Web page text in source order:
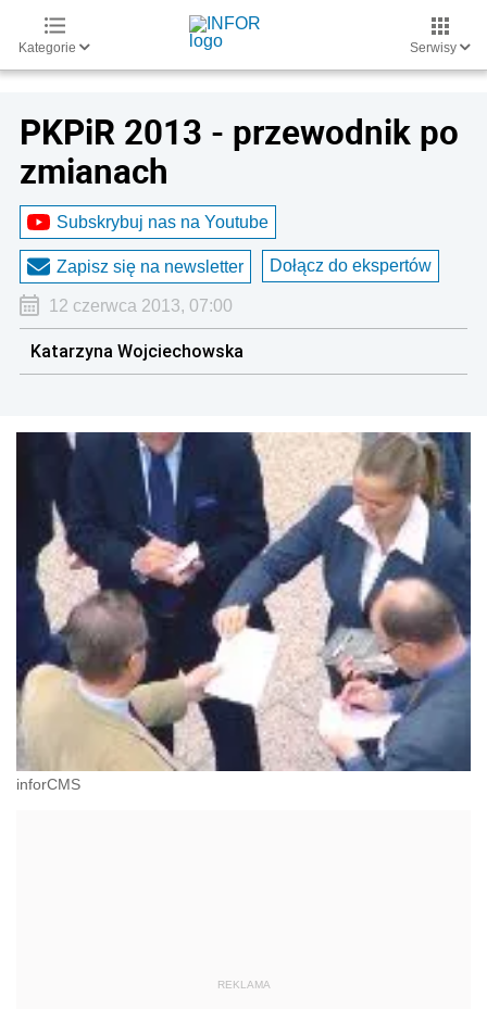
Kategorie Serwisy
PKPiR 2013 - przewodnik po
zmianach
Subskrybuj nas na Youtube
Zapisz się na newsletter Dołącz do ekspertów
12 czerwca 2013, 07:00
Katarzyna Wojciechowska
inforCMS